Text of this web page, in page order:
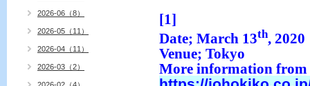
[1]
Date; March 13th, 2020
Venue; Tokyo
More information from
2026-06（8）
2026-05（11）
2026-04（11）
2026-03（2）